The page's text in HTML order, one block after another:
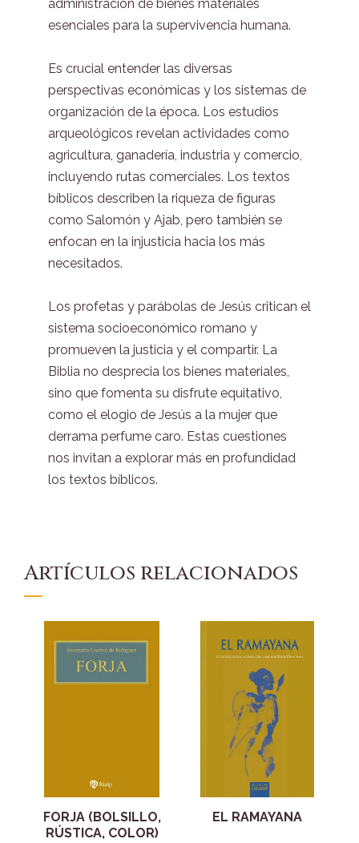
administración de bienes materiales
esenciales para la supervivencia humana.
Es crucial entender las diversas
perspectivas económicas y los sistemas de
organización de la época. Los estudios
arqueológicos revelan actividades como
agricultura, ganadería, industria y comercio,
incluyendo rutas comerciales. Los textos
bíblicos describen la riqueza de figuras
como Salomón y Ajab, pero también se
enfocan en la injusticia hacia los más
necesitados.
Los profetas y parábolas de Jesús critican el
sistema socioeconómico romano y
promueven la justicia y el compartir. La
Biblia no desprecia los bienes materiales,
sino que fomenta su disfrute equitativo,
como el elogio de Jesús a la mujer que
derrama perfume caro. Estas cuestiones
nos invitan a explorar más en profundidad
los textos bíblicos.
Artículos relacionados
FORJA (BOLSILLO,
RÚSTICA, COLOR)
EL RAMAYANA